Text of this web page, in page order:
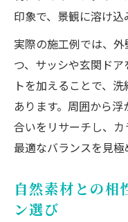
印象で、景観に溶け込
実際の施工例では、
つ、サッシや玄関ド
トを加えることで、
あります。周囲から
合いをリサーチし、
最適なバランスを見極
自然素材との相
ン選び